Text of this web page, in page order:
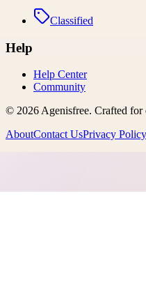
Classified
Help
Help Center
Community
© 2026Agenisfree. Crafted for
AboutContact UsPrivacy Policy